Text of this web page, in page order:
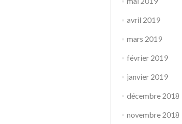
avril 2019
mars 2019
février 2019
janvier 2019
décembre 2018
novembre 2018